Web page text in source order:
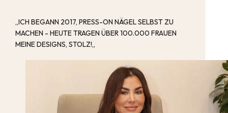
„ICH BEGANN 2017, PRESS-ON NÄGEL SELBST ZU
MACHEN - HEUTE TRAGEN ÜBER 100.000 FRAUEN
MEINE DESIGNS, STOLZ!„